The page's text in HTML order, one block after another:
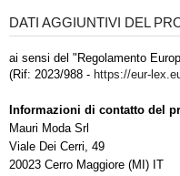
DATI AGGIUNTIVI DEL
ai sensi del "Regolamento
(Rif: 2023/988 - https://eur-
Informazioni di contatto del
Mauri Moda Srl
Viale Dei Cerri, 49
20023 Cerro Maggiore (MI) IT